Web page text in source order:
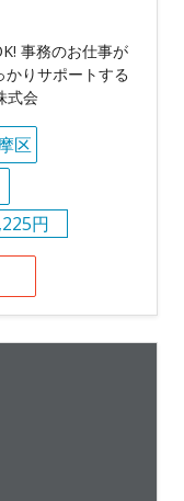
事務のお仕事が
りサポートする
式会
区
円